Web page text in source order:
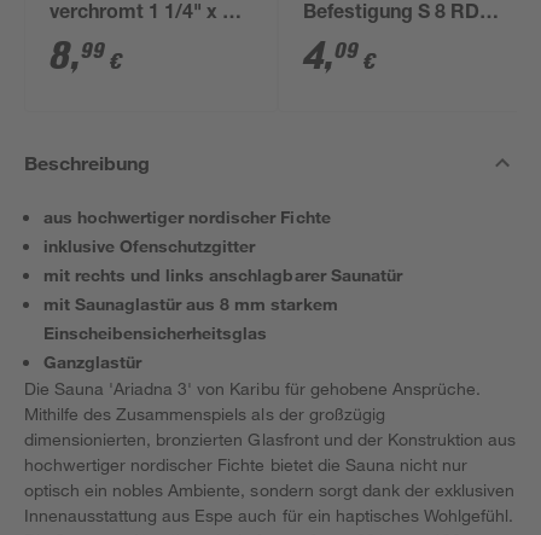
verchromt 1 1/4" x 32
mm
8,99 €
Befestigung S 8 RD
80 2 Stück
4,09 €
Beschreibung
aus hochwertiger nordischer Fichte
inklusive Ofenschutzgitter
mit rechts und links anschlagbarer Saunatür
mit Saunaglastür aus 8 mm starkem
Einscheibensicherheitsglas
Ganzglastür
Die Sauna 'Ariadna 3' von Karibu für gehobene Ansprüche.
Mithilfe des Zusammenspiels als der großzügig
dimensionierten, bronzierten Glasfront und der Konstruktion aus
hochwertiger nordischer Fichte bietet die Sauna nicht nur
optisch ein nobles Ambiente, sondern sorgt dank der exklusiven
Innenausstattung aus Espe auch für ein haptisches Wohlgefühl.